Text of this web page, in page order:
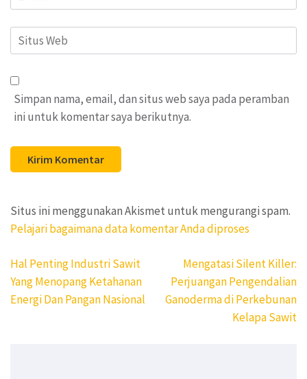
Situs
Web
Simpan nama, email, dan situs web saya pada peramban
ini untuk komentar saya berikutnya.
Situs ini menggunakan Akismet untuk mengurangi spam.
Pelajari bagaimana data komentar Anda diproses
Navigasi
pos
Hal Penting Industri Sawit
Yang Menopang Ketahanan
Energi Dan Pangan Nasional
Mengatasi Silent Killer:
Perjuangan Pengendalian
Ganoderma di Perkebunan
Kelapa Sawit